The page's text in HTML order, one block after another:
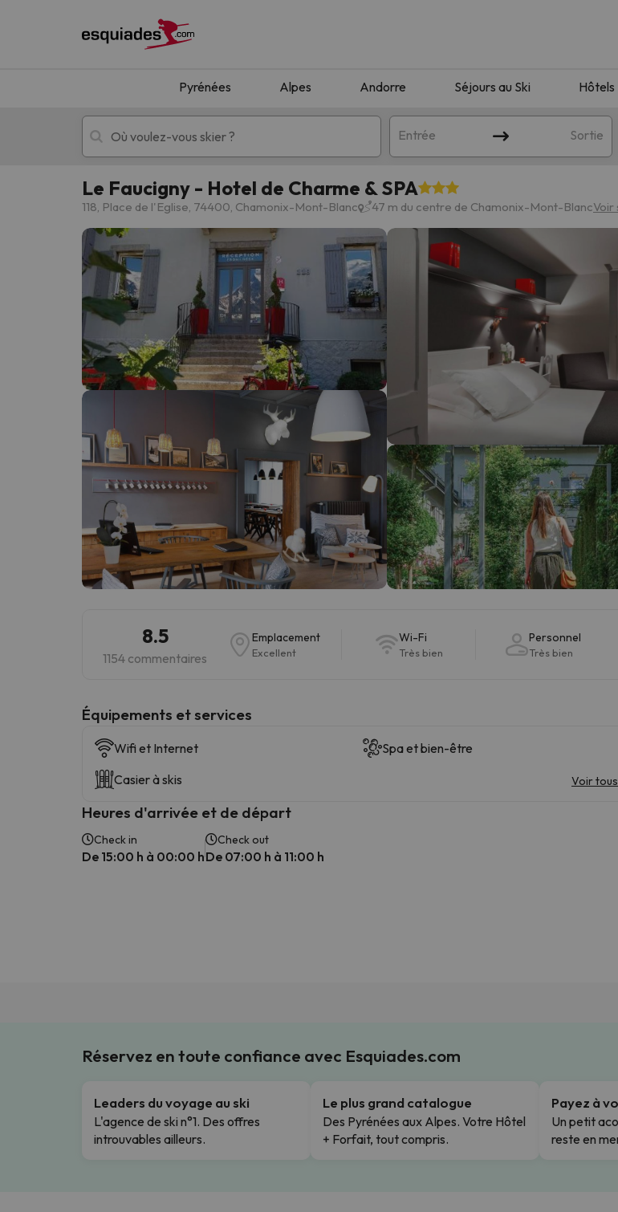
Pyrénées Alpes Andorre Séjours au Ski Hôtels
Entrée Sortie
Séjours au ski Séjours montagne
Oups, nous n'avons pas trouvé de résultats correspondant à votre recherche. Essayez de
Il semble que notre chercheur se soit égaré. Dès qu'il aura retrouvé sa boussole, il reviendra.
Le Faucigny - Hotel de Charme & SPA
118, Place de l'Eglise, 74400, Chamonix-Mont-Blanc 47 m du centre de Chamonix-Mont-BlancVoir
8.5
1154 commentaires
Emplacement
Excellent
Wi-Fi
Très bien
Personnel
Très bien
​Équipements et services
Wifi et Internet
Spa et bien-être
Casier à skis
Voir tous
Heures d'arrivée et de départ
Check in
De 15:00 h à 00:00 h
Check out
De 07:00 h à 11:00 h
Réservez en toute confiance avec Esquiades.com
Leaders du voyage au ski
L'agence de ski n°1. Des offres
introuvables ailleurs.
Le plus grand catalogue
Des Pyrénées aux Alpes. Votre Hôtel
+ Forfait, tout compris.
Payez à
Un petit
reste en